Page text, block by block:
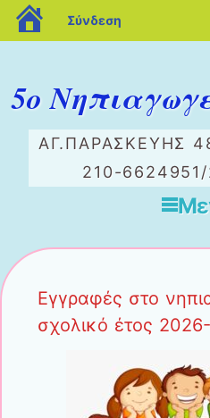
5ο
ΑΓ.ΠΑΡΑΣΚΕΥΉΣ
210-
Εγγραφές στο
σχολικό έτος
blogs.sch.gr
Σύνδεση